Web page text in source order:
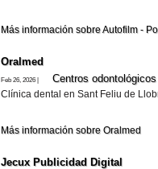
Más información sobre Autofilm -
Oralmed
Feb 26, 2026 | Centros odontológicos
Clínica dental en Sant Feliu de
Más información sobre Oralmed
Jecux Publicidad Digital